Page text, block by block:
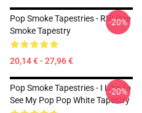
Pop Smoke Tapestries - RIP Pop
Smoke Tapestry
20,14 € - 27,96 €
-20%
Pop Smoke Tapestries - I Like To
See My Pop Pop White Tapestry
-20%